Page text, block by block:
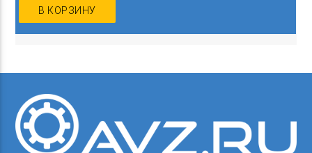
В КОРЗИНУ